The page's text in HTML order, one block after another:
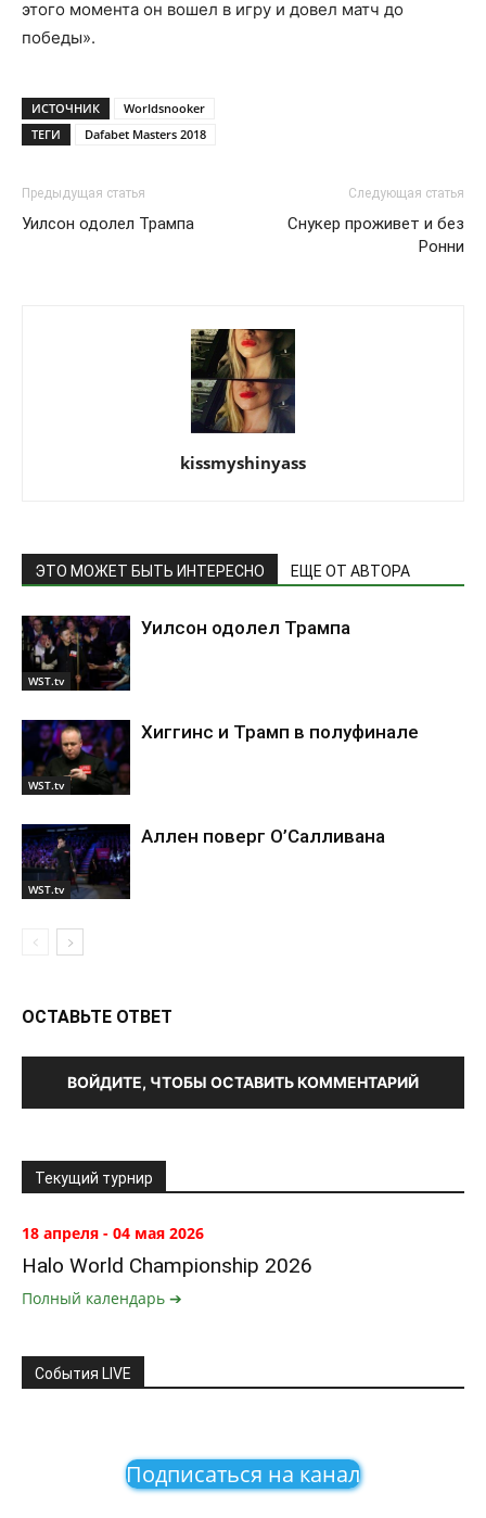
этого момента он вошел в игру и довел матч до
победы».
ИСТОЧНИК
Worldsnooker
ТЕГИ
Dafabet Masters 2018
Предыдущая статья
Уилсон одолел Трампа
Следующая статья
Снукер проживет и без
Ронни
kissmyshinyass
ЭТО МОЖЕТ БЫТЬ ИНТЕРЕСНО ЕЩЕ ОТ АВТОРА
WST.tv
Уилсон одолел Трампа
WST.tv
Хиггинс и Трамп в полуфинале
WST.tv
Аллен поверг О’Салливана
ОСТАВЬТЕ ОТВЕТ
ВОЙДИТЕ, ЧТОБЫ ОСТАВИТЬ КОММЕНТАРИЙ
Текущий турнир
18 апреля - 04 мая 2026
Halo World Championship 2026
Полный календарь ➔
События LIVE
Подписаться на канал